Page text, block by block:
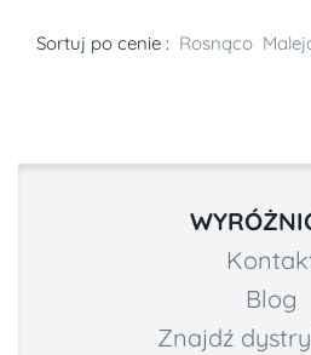
Sortuj po cenie : Rosnąco
Blog
Znajdź